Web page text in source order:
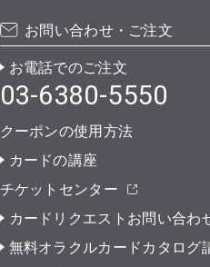
お問い合わせ・ご注文
お電話でのご注文
03-6380-5550
クーポンの使用方法
カードの講座
チケットセンター
カードリクエストお問い合わ
無料オラクルカードカタログ